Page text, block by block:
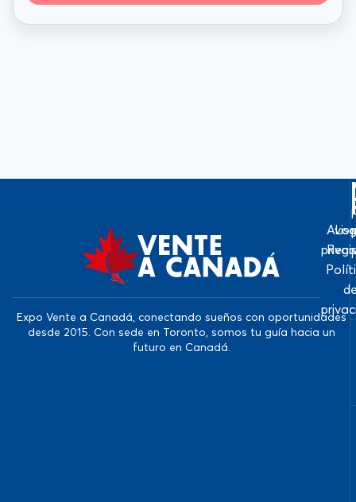
Expo Vente a Canadá, conectando sueños con oportunidades
desde 2015. Con sede en Toronto, somos tu guía hacia un
futuro en Canadá.